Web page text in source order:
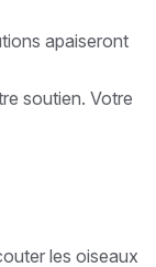
apaiseront
soutien. Votre
les oiseaux